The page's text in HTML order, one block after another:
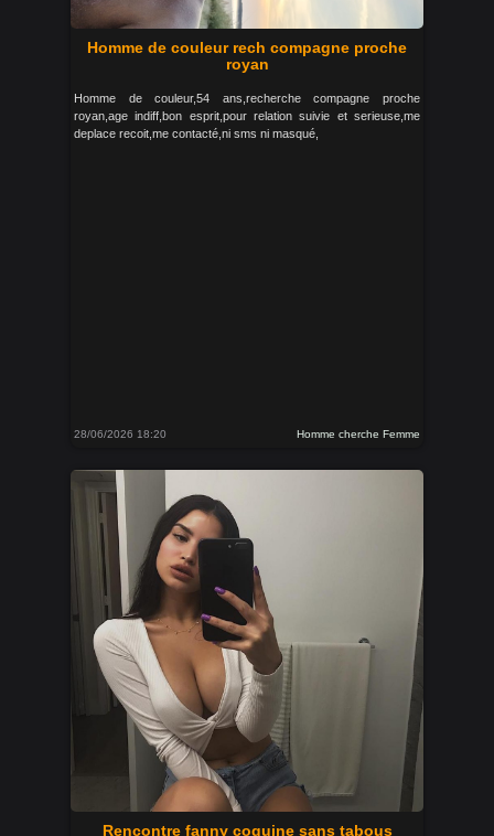
Homme de couleur rech compagne proche
royan
Homme de couleur,54 ans,recherche compagne proche
royan,age indiff,bon esprit,pour relation suivie et serieuse,me
deplace recoit,me contacté,ni sms ni masqué,
28/06/2026 18:20 Homme cherche Femme
Rencontre fanny coquine sans tabous